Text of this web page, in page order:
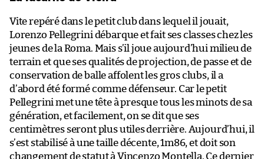
Vite repéré dans le petit club dans lequel il jouait,
Lorenzo Pellegrini débarque et fait ses classes chez les
jeunes de la Roma. Mais s’il joue aujourd’hui milieu de
terrain et que ses qualités de projection, de passe et de
conservation de balle affolent les gros clubs, il a
d’abord été formé comme défenseur. Car le petit
Pellegrini met une tête à presque tous les minots de sa
génération, et facilement, on se dit que ses
centimètres seront plus utiles derrière. Aujourd’hui, il
s’est stabilisé à une taille décente, 1m86, et doit son
changement de statut à Vincenzo Montella. Ce dernier